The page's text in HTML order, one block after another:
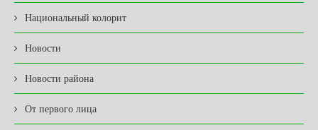
Национальный колорит
Новости
Новости района
От первого лица